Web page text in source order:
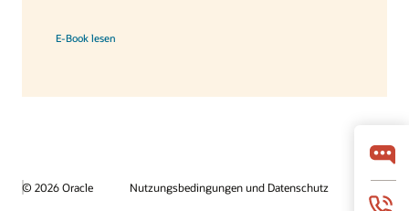
E-Book lesen
© 2026 Oracle
Nutzungsbedingungen und Datenschutz